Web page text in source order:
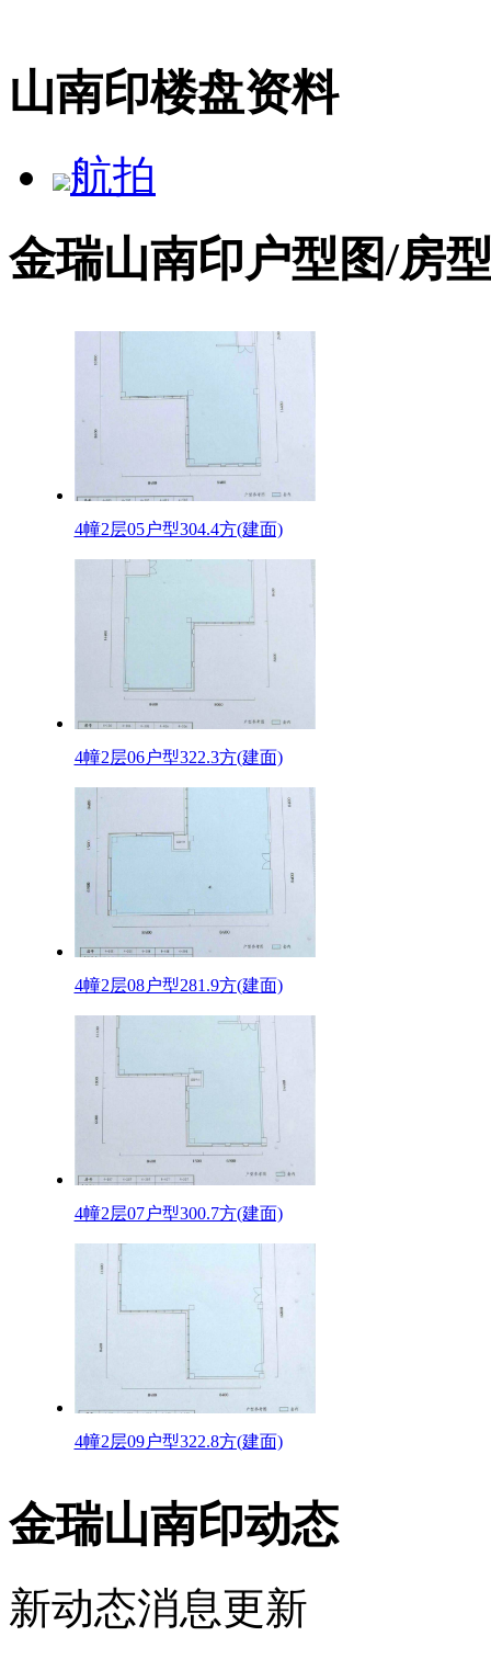
山南印楼盘资料
航拍
金瑞山南印户型图/房
4幢2层05户型304.4方(建面)
4幢2层06户型322.3方(建面)
4幢2层08户型281.9方(建面)
4幢2层07户型300.7方(建面)
4幢2层09户型322.8方(建面)
金瑞山南印动态
新动态消息更新